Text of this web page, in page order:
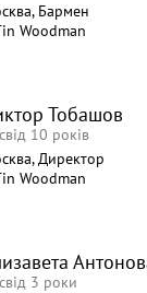
Бармен
Woodman
Тобашов
10 років
Директор
Woodman
3 роки